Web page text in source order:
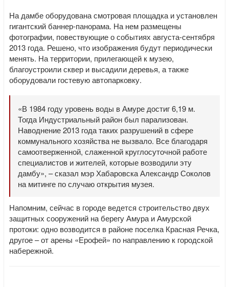
На дамбе оборудована смотровая площадка и установлен
гигантский баннер-панорама. На нем размещены
фотографии, повествующие о событиях августа-сентября
2013 года. Решено, что изображения будут периодически
менять. На территории, прилегающей к музею,
благоустроили сквер и высадили деревья, а также
оборудовали гостевую автопарковку.
«В 1984 году уровень воды в Амуре достиг 6,19 м.
Тогда Индустриальный район был парализован.
Наводнение 2013 года таких разрушений в сфере
коммунального хозяйства не вызвало. Все благодаря
самоотверженной, слаженной круглосуточной работе
специалистов и жителей, которые возводили эту
дамбу», – сказал мэр Хабаровска Александр Соколов
на митинге по случаю открытия музея.
Напомним, сейчас в городе ведется строительство двух
защитных сооружений на берегу Амура и Амурской
протоки: одно возводится в районе поселка Красная Речка,
другое – от арены «Ерофей» по направлению к городской
набережной.